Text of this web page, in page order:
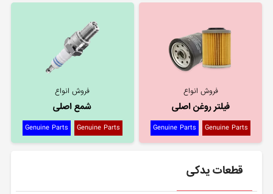
فروش انواع
فیلتر روغن اصلی
Genuine Parts
Genuine Parts
فروش انواع
شمع اصلی
Genuine Parts
Genuine Parts
قطعات یدکی